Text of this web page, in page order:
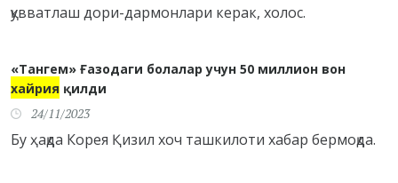
қувватлаш дори-дармонлари керак, холос.
«Тангем» Ғазодаги болалар учун 50 миллион вон
хайрия қилди
24/11/2023
Бу ҳақда Корея Қизил хоч ташкилоти хабар бермоқда.